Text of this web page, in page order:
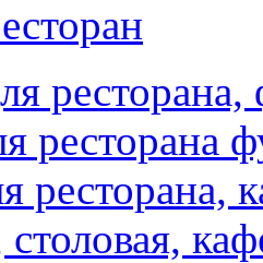
ресторана,
ресторана
ресторана,